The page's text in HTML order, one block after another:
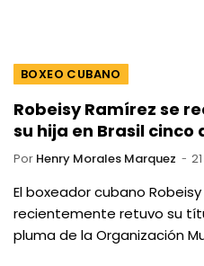
BOXEO CUBANO
Robeisy Ramírez se
su hija en Brasil cinco
Por Henry Morales Marquez
El boxeador cubano
recientemente retuvo su
pluma de la Organización